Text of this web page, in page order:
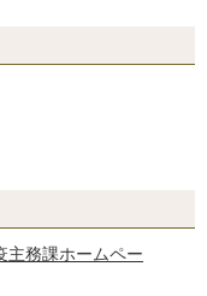
主務課ホームペー